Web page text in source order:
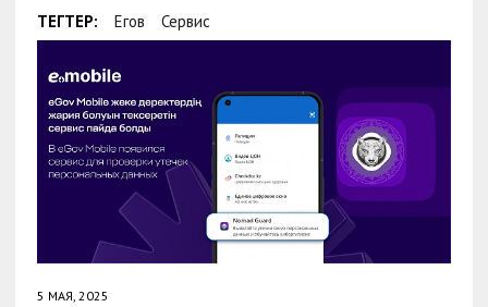
ТЕГТЕР: Егов Сервис
5 МАЯ, 2025